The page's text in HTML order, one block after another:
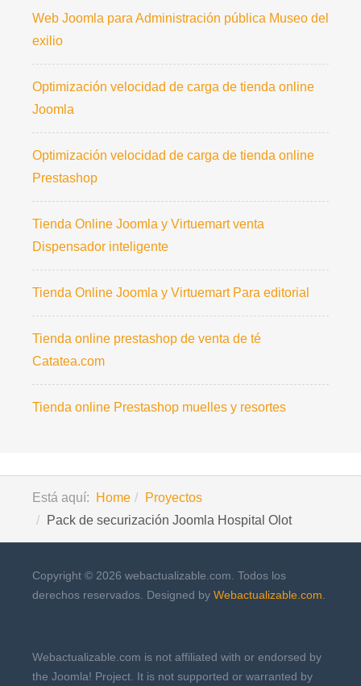
Web Joomla para Administración pública Museo del
exilio
Optimización velocidad de carga de tienda online
Joomla
Optimización velocidad de carga de tienda online
Prestashop
Tienda Online Joomla y Virtuemart venta
Dispensador inteligente
Tienda Online Joomla y Virtuemart Para editorial
Tienda online prestashop de venta de té
Catatea.com
Tienda online Prestashop muelles y resortes
Está aquí: Home
Proyectos
Pack de securización Joomla Hospital Olot
Copyright © 2026 webactualizable.com. Todos los
derechos reservados. Designed by Webactualizable.com
Webactualizable.com is not affiliated with or endorsed by
the Joomla! Project. It is not supported or warranted by